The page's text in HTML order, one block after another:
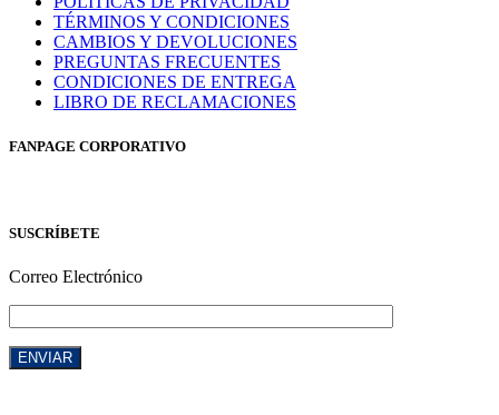
TÉRMINOS Y CONDICIONES
CAMBIOS Y DEVOLUCIONES
PREGUNTAS FRECUENTES
CONDICIONES DE ENTREGA
LIBRO DE RECLAMACIONES
FANPAGE CORPORATIVO
SUSCRÍBETE
Correo Electrónico